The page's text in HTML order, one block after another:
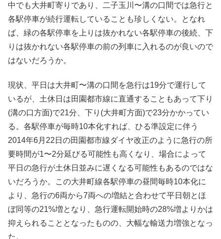
中でも大井町寄りであり、二子玉川〜溝の口間では急行と
各駅停車が続行運転していることも珍しくない。となれ
ば、緑の各駅停車を上りは抜かれない各駅停車の後続、下
りは抜かれない各駅停車の前の列車に入れるのが良いので
はないだろうか。
現状、平日は大井町〜溝の口間を急行は19分で運行して
いるが、土休日は田園都市線に直通することもあって下り
(溝の口方面)で21分、下り(大井町方面)で23分かかってい
る。各駅停車が毎時10本化すれば、ひる準設定に伴う
2014年6月22日の田園都市線ダイヤ改正のように急行の所
要時間が1〜2分延びる可能性も高くなり、場合によって
平日の急行が土休日並みに遅くなる可能性もあるのではな
いだろうか。この大井町線各駅停車の昼間毎時10本化に
より、急行の6両から7両への増結と合わせて平日朝とほ
ぼ同等の21%増となり、急行運転開始時の28%増よりかは
抑えられることとなったものの、大幅な輸送力増強となっ
た。